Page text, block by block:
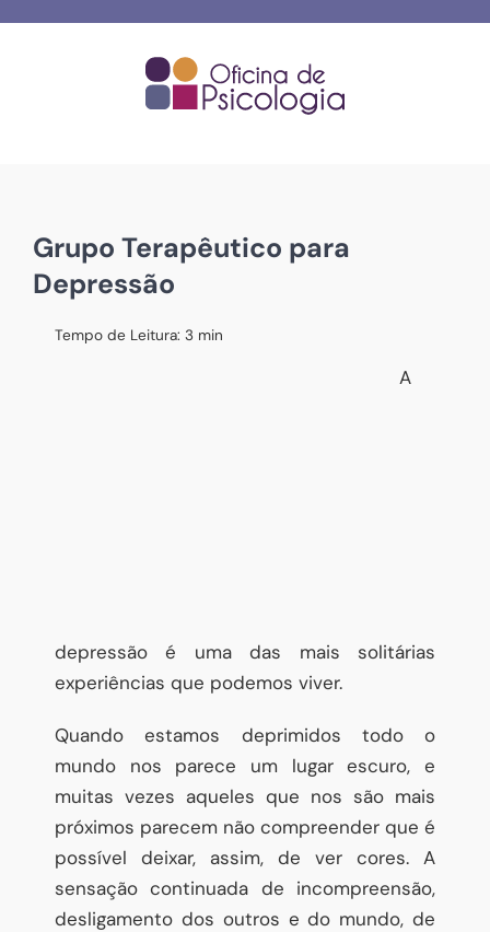
Grupo Terapêutico para
Depressão
Tempo de Leitura: 3 min
A
depressão é uma das mais solitárias
experiências que podemos viver.
Quando estamos deprimidos todo o
mundo nos parece um lugar escuro, e
muitas vezes aqueles que nos são mais
próximos parecem não compreender que é
possível deixar, assim, de ver cores. A
sensação continuada de incompreensão,
desligamento dos outros e do mundo, de